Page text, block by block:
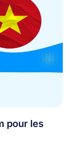
pour les